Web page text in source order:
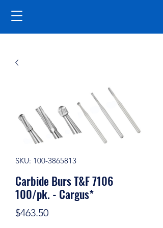
SKU: 100-3865813
Carbide Burs T&F 7106
100/pk. - Cargus*
$463.50Price